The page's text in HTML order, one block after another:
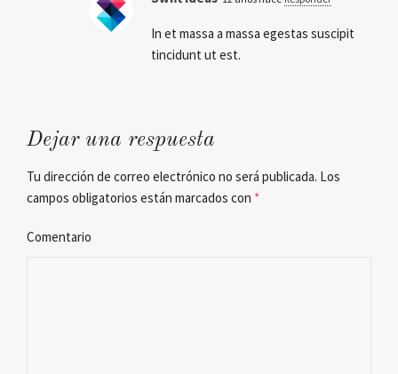
In et massa a massa egestas suscipit
tincidunt ut est.
Dejar una respuesta
Tu dirección de correo electrónico no será publicada. Los
campos obligatorios están marcados con *
Comentario